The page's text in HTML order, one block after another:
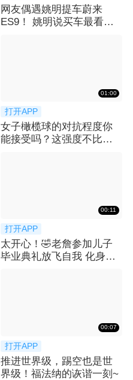
网友偶遇姚明提车蔚来
ES9！ 姚明说买车最看重
01:00
打开APP
女子橄榄球的对抗程度你
能接受吗？这强度不比男
00:11
打开APP
太开心！🤣老詹参加儿子
毕业典礼放飞自我 化身气
00:07
打开APP
推进世界级，踢空也是世
界级！福法纳的诙谐一刻~